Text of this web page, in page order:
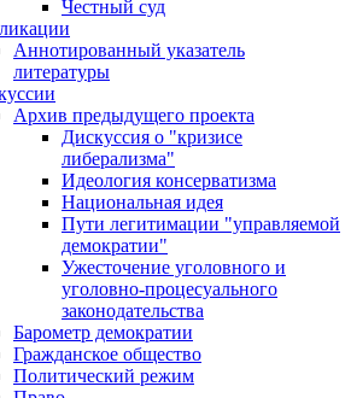
Честный суд
Аннотированный указатель
литературы
Архив предыдущего проекта
Дискуссия о "кризисе
либерализма"
Идеология консерватизма
Национальная идея
Пути легитимации "управляемой
демократии"
Ужесточение уголовного и
уголовно-процесуального
законодательства
Барометр демократии
Гражданское общество
Политический режим